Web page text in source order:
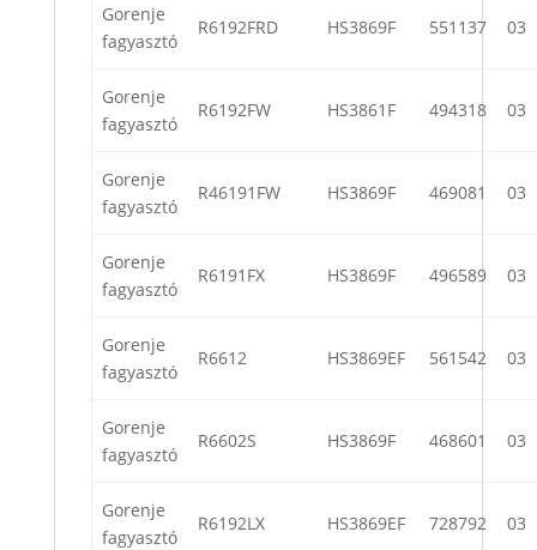
Gorenje
fagyasztó
R6192FRD HS3869F 551137 03
Gorenje
fagyasztó
R6192FW HS3861F 494318 03
Gorenje
fagyasztó
R46191FW HS3869F 469081 03
Gorenje
fagyasztó
R6191FX HS3869F 496589 03
Gorenje
fagyasztó
R6612 HS3869EF 561542 03
Gorenje
fagyasztó
R6602S HS3869F 468601 03
Gorenje
fagyasztó
R6192LX HS3869EF 728792 03